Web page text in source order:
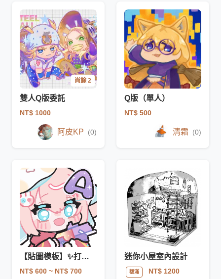
尚餘 2
雙人Q版委託
NT$ 1000
阿皮KP (0)
Q版（單人）
NT$ 500
清霜 (0)
【貼圖模板】✨打槍槍✨
NT$ 600 ~ NT$ 700
迷你小屋室內設計
額滿 NT$ 1200